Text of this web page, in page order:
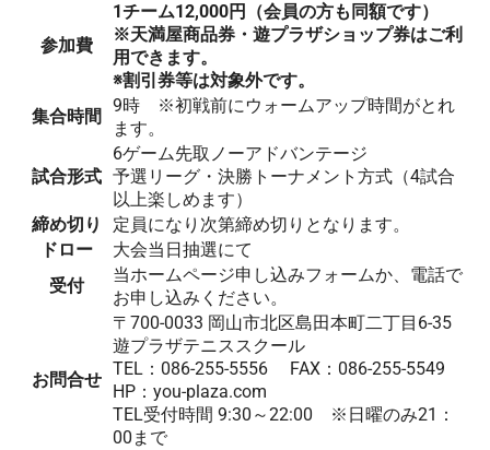
参加費
1チーム12,000円（会員の方も同額です）
※天満屋商品券・遊プラザショップ券はご利
用できます。
※割引券等は対象外です。
集合時間
9時 ※初戦前にウォームアップ時間がとれ
ます。
試合形式
6ゲーム先取ノーアドバンテージ
予選リーグ・決勝トーナメント方式（4試合
以上楽しめます）
締め切り
定員になり次第締め切りとなります。
ドロー
大会当日抽選にて
受付
当ホームページ申し込みフォームか、電話で
お申し込みください。
お問合せ
〒700-0033 岡山市北区島田本町二丁目6-35
遊プラザテニススクール
TEL：086-255-5556 FAX：086-255-5549
HP：you-plaza.com
TEL受付時間 9:30～22:00 ※日曜のみ21：
00まで